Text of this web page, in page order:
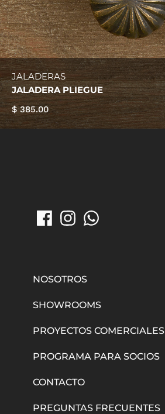
JALADERAS
JALADERA PLIEGUE
$ 385.00
NOSOTROS
SHOWROOMS
PROYECTOS COMERCIALES
PROGRAMA PARA SOCIOS
CONTACTO
PREGUNTAS FRECUENTES